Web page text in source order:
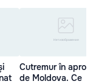
Cutremur în
de Moldova. Ce